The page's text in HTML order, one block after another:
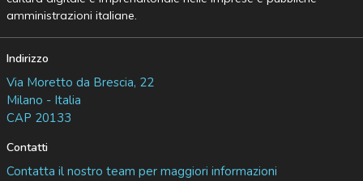
amministrazioni italiane.
Indirizzo
Via Moretto da Brescia, 22
Milano - Italia
CAP 20133
Contatti
Contatta il nostro team per maggiori informazioni